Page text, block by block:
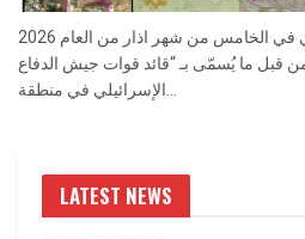
أصدر جيش الاحتلال الإسرائيلي في الخامس من شهر اذار من العام 2026
من قبل ما يُسمّى بـ “قائد قوات جيش الدفاع
الإسرائيلي في منطقة...
LATEST NEWS